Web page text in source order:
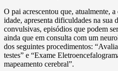
O pai acrescentou que, atualmente,
idade, apresenta dificuldades na sua
convulsivas, episódios que podem
ainda que em consulta com um
dos seguintes procedimentos:
testes” e “Exame
mapeamento cerebral”.